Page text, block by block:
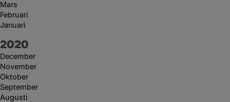
Mars
Februari
Januari
År:
2020
December
November
Oktober
September
Augusti